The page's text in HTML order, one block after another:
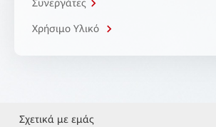
Συνεργάτες
Χρήσιμο Υλικό
Σχετικά με εμάς